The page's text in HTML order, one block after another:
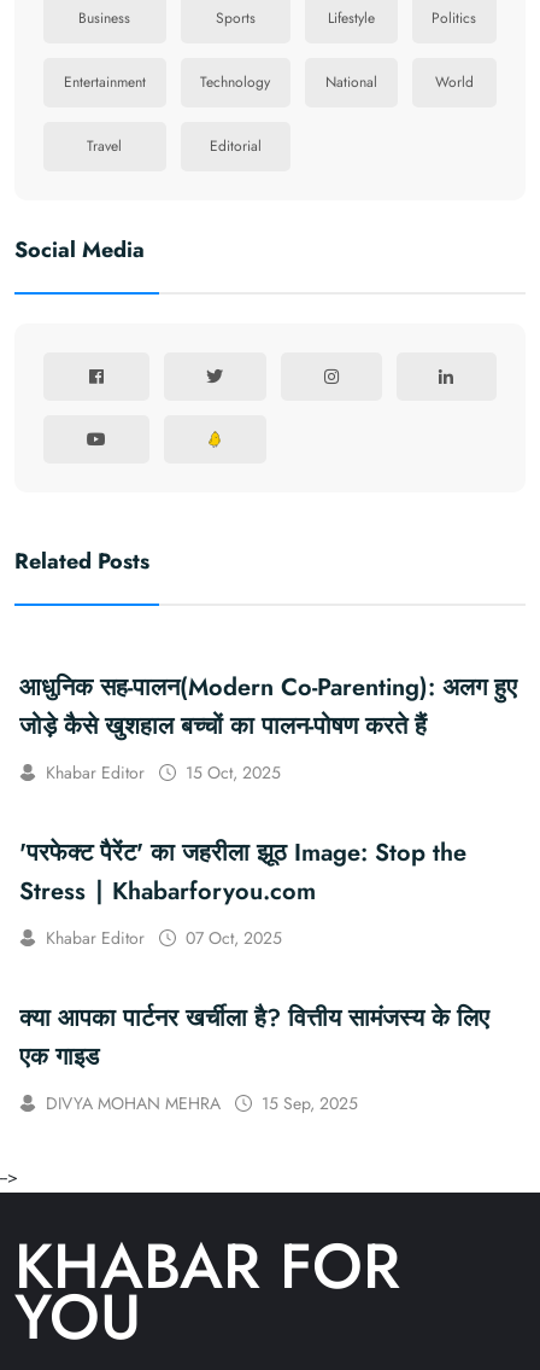
Business Sports Lifestyle Politics
Entertainment Technology National World
Travel Editorial
Social Media
Related Posts
आधुनिक सह-पालन(Modern Co-Parenting): अलग हुए
जोड़े कैसे खुशहाल बच्चों का पालन-पोषण करते हैं
Khabar Editor 15 Oct, 2025
'परफेक्ट पैरेंट' का जहरीला झूठ Image: Stop the
Stress ∣ Khabarforyou.com
Khabar Editor 07 Oct, 2025
क्या आपका पार्टनर खर्चीला है? वित्तीय सामंजस्य के लिए
एक गाइड
DIVYA MOHAN MEHRA 15 Sep, 2025
-->
KHABAR FOR
YOU